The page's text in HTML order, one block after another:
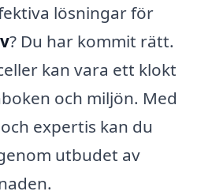
lösningar för
? Du har kommit rätt.
kan vara ett klokt
och miljön. Med
expertis kan du
utbudet av